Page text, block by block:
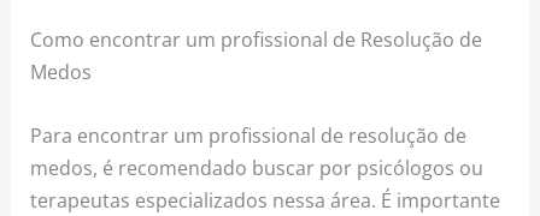
Como encontrar um profissional de Resolução de
Medos
Para encontrar um profissional de resolução de
medos, é recomendado buscar por psicólogos ou
terapeutas especializados nessa área. É importante